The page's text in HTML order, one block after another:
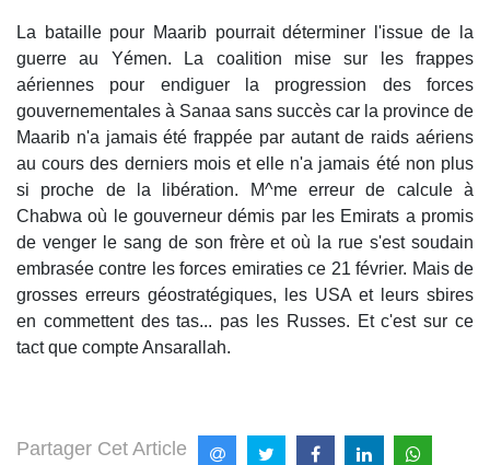
La bataille pour Maarib pourrait déterminer l'issue de la
guerre au Yémen. La coalition mise sur les frappes
aériennes pour endiguer la progression des forces
gouvernementales à Sanaa sans succès car la province de
Maarib n'a jamais été frappée par autant de raids aériens
au cours des derniers mois et elle n'a jamais été non plus
si proche de la libération. M^me erreur de calcule à
Chabwa où le gouverneur démis par les Emirats a promis
de venger le sang de son frère et où la rue s'est soudain
embrasée contre les forces emiraties ce 21 février. Mais de
grosses erreurs géostratégiques, les USA et leurs sbires
en commettent des tas... pas les Russes. Et c'est sur ce
tact que compte Ansarallah.
Partager Cet Article